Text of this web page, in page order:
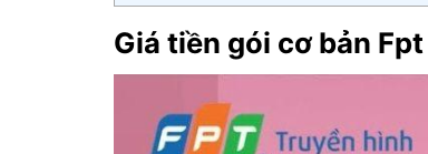
Giá tiền gói cơ bản